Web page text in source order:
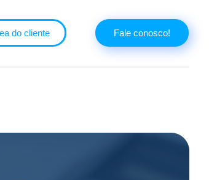
do cliente Fale conosco!